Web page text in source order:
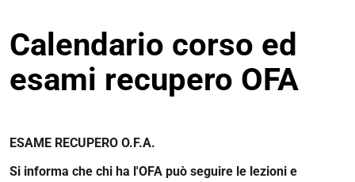
Calendario corso ed
esami recupero OFA
ESAME RECUPERO O.F.A.
Si informa che chi ha l'OFA può seguire le lezioni e